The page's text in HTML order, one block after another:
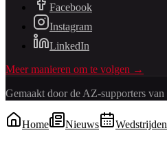
Facebook
Instagram
LinkedIn
Meer manieren om te volgen →
Gemaakt door de AZ-supporters van
Home Nieuws Wedstrijden